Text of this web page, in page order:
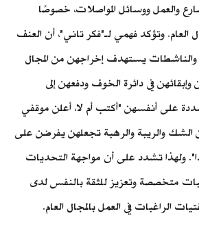
والعمل ووسائل المواصلات، خصوصًا
العام. وتؤكد فهمي لـ"فكر تاني"، أن العنف
يستهدف إخراجهن من المجال
في دائرة الخوف ودفعهن إلى
على أنفسهن "أكتب أم لا، أعلن موقفي
الشك والريبة والرهبة تجعلهن يفرضن على
ولهذا تشدد على أن مواجهة التحديات
متخصصة وتعزيز للثقة بالنفس لدى
الراغبات في العمل بالمجال العام.